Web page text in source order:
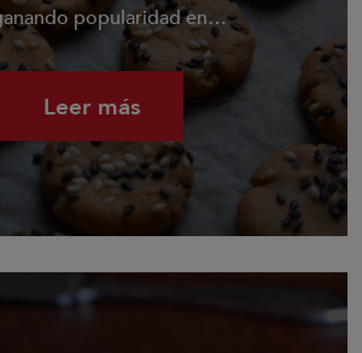
popularidad en…
Leer más